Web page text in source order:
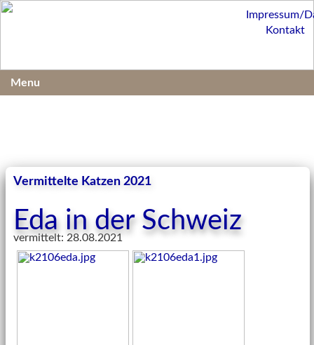
Vermittelte Katzen 2021
Eda in der Schweiz
vermittelt: 28.08.2021
Impressum/
Kontakt
Menu